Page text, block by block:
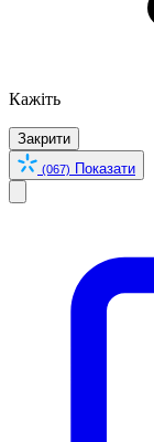
Кажіть
Закрити
(067) Показати